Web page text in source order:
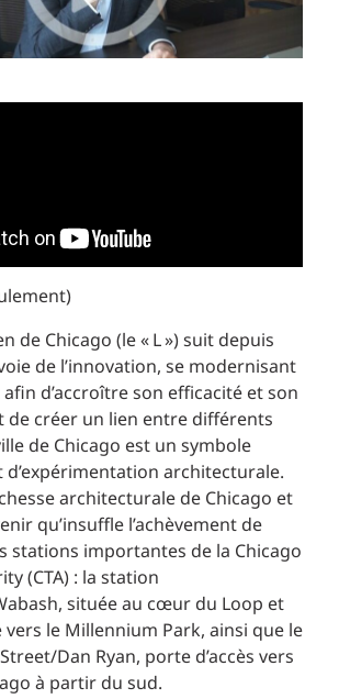
de Chicago (le « L ») suit depuis
de l’innovation, se modernisant
d’accroître son efficacité et son
de créer un lien entre différents
de Chicago est un symbole
d’expérimentation architecturale.
architecturale de Chicago et
qu’insuffle l’achèvement de
stations importantes de la Chicago
(CTA) : la station
située au cœur du Loop et
vers le Millennium Park, ainsi que le
Dan Ryan, porte d’accès vers
à partir du sud.